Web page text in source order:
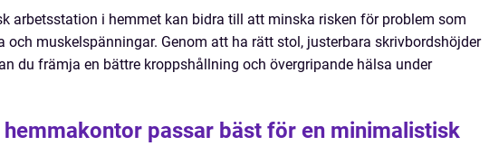
arbetsstation i hemmet kan bidra till att minska risken för problem som
och muskelspänningar. Genom att ha rätt stol, justerbara skrivbordshöjder
du främja en bättre kroppshållning och övergripande hälsa under
passar bäst för en minimalistisk